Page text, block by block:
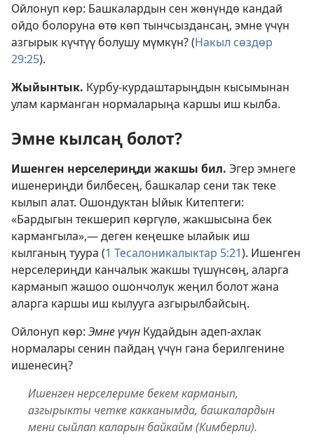
Ойлонуп көр: Башкалардын сен жөнүндө кандай
ойдо болоруна өтө көп тынчсыздансаң, эмне үчүн
азгырык күчтүү болушу мүмкүн? (Накыл сөздөр
29:25).
Жыйынтык. Курбу-курдаштарыңдын кысымынан
улам карманган нормаларыңа каршы иш кылба.
Эмне кылсаң болот?
Ишенген нерселериңди жакшы бил. Эгер эмнеге
ишенериңди билбесең, башкалар сени так теке
кылып алат. Ошондуктан Ыйык Китептеги:
«Бардыгын текшерип көргүлө, жакшысына бек
кармангыла»,— деген кеңешке ылайык иш
кылганың туура (1 Тесалоникалыктар 5:21). Ишенген
нерселериңди канчалык жакшы түшүнсөң, аларга
карманып жашоо ошончолук жеңил болот жана
аларга каршы иш кылууга азгырылбайсың.
Ойлонуп көр: Эмне үчүн Кудайдын адеп-ахлак
нормалары сенин пайдаң үчүн гана берилгенине
ишенесиң?
Ишенген нерселериме бекем карманып,
азгырыкты четке какканымда, башкалардын
мени сыйлап каларын байкайм (Кимберли).